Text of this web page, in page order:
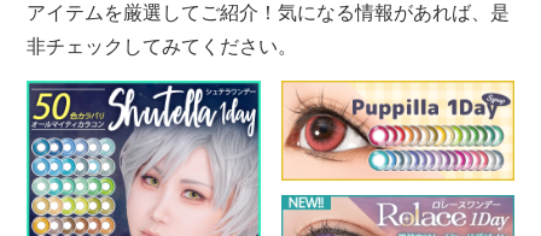
アイテムを厳選してご紹介！気になる情報があれば、是
非チェックしてみてください。